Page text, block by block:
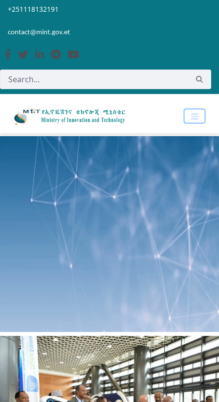
Skip to Main Content
Open Accessibility Menu
+251118132191
contact@mint.gov.et